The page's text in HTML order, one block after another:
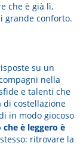
che è già lì,
grande conforto.
su un
nella
e talenti che
di costellazione
in modo giocoso
che è leggero è
ritrovare la